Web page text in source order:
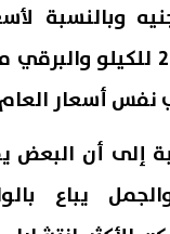
170 جنيه وبالنسبة
نفس أسعار
إلى أن البعض
يباع